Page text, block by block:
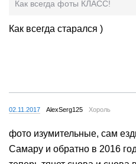
Как всегда фоты КЛАСС!
Как всегда старался )
02.11.2017 AlexSerg125 Хороль
фото изумительные, сам
Самару и обратно в 2016